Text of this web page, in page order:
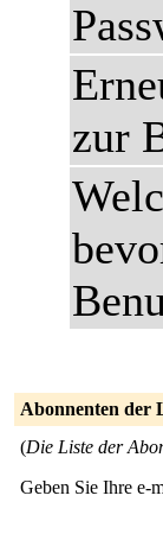
zur
Abonnenten der
(Die Liste der
Geben Sie Ihre e-